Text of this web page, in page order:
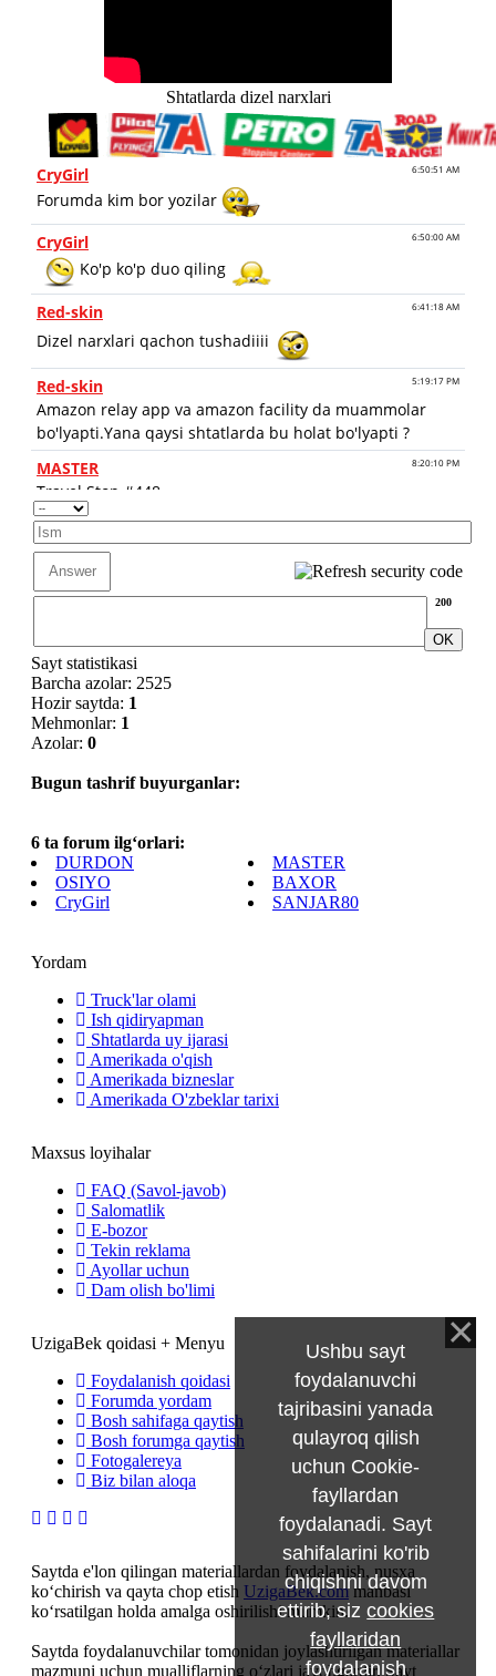
Shtatlarda dizel narxlari
200
Sayt statistikasi
Barcha azolar: 2525
Hozir saytda: 1
Mehmonlar: 1
Azolar: 0
Bugun tashrif buyurganlar:
6 ta forum ilg‘orlari:
DURDON
MASTER
OSIYO
BAXOR
CryGirl
SANJAR80
Yordam
Truck'lar olami
Ish qidiryapman
Shtatlarda uy ijarasi
Amerikada o'qish
Amerikada bizneslar
Amerikada O'zbeklar tarixi
Maxsus loyihalar
FAQ (Savol-javob)
Salomatlik
E-bozor
Tekin reklama
Ayollar uchun
Dam olish bo'limi
UzigaBek qoidasi + Menyu
Foydalanish qoidasi
Forumda yordam
Bosh sahifaga qaytish
Bosh forumga qaytish
Fotogalereya
Biz bilan aloqa
Saytda e'lon qilingan materiallardan foydalanish, nusxa
ko‘chirish va qayta chop etish UzigaBek.commanbasi
ko‘rsatilgan holda amalga oshirilishi mumkin.
Saytda foydalanuvchilar tomonidan joylashtirilgan materiallar
mazmuni uchun mualliflarning o‘zlari javobgardir. Sayt
Ushbu sayt
foydalanuvchi
tajribasini yanada
qulayroq qilish
uchun Cookie-
fayllardan
foydalanadi. Sayt
sahifalarini ko'rib
chiqishni davom
ettirib, sizcookies
fayllaridan
foydalanish